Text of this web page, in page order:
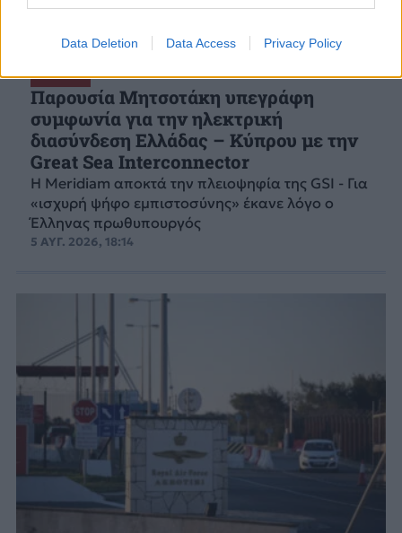
Data Deletion Data Access Privacy Policy
ΕΛΛΑΔΑ
Παρουσία Μητσοτάκη υπεγράφη
συμφωνία για την ηλεκτρική
διασύνδεση Ελλάδας – Κύπρου με την
Great Sea Interconnector
Η Meridiam αποκτά την πλειοψηφία της GSI - Για
«ισχυρή ψήφο εμπιστοσύνης» έκανε λόγο ο
Έλληνας πρωθυπουργός
5 ΑΥΓ. 2026, 18:14